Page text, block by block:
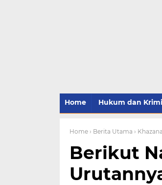
Home Hukum dan
Home › Berita Utama ›
Berikut